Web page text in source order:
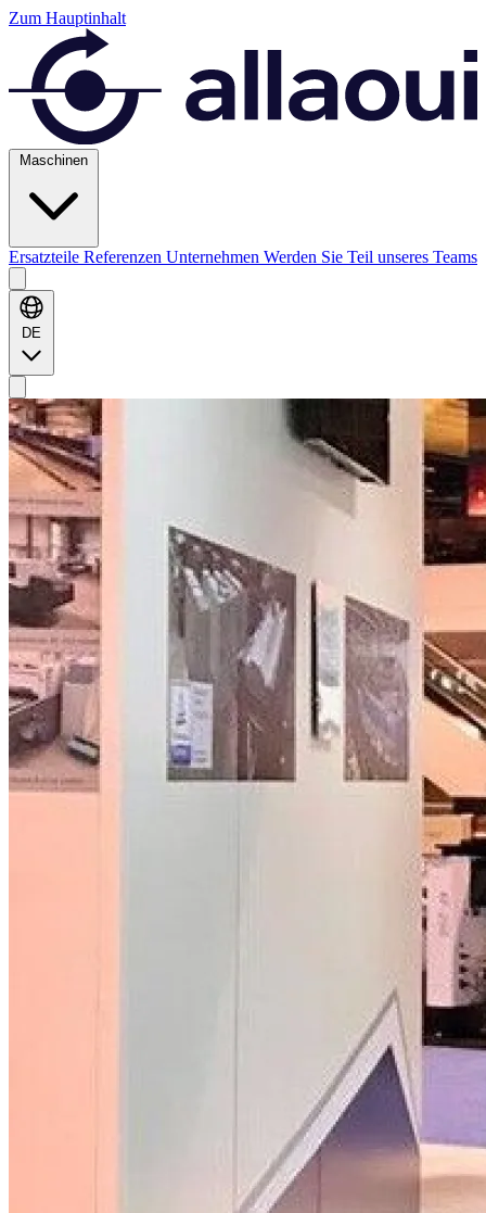
Zum Hauptinhalt
Maschinen
Ersatzteile Referenzen Unternehmen Werden Sie Teil unseres Teams
DE